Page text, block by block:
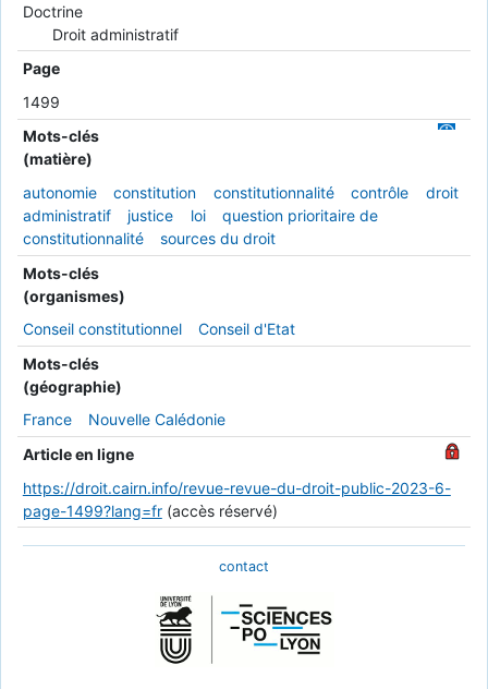
Doctrine
Droit administratif
Page
1499
Mots-clés
(matière)
autonomie
constitution constitutionnalité contrôle
droit
administratif
justice loi
question prioritaire de
constitutionnalité
sources du droit
Mots-clés
(organismes)
Conseil constitutionnel
Conseil d'Etat
Mots-clés
(géographie)
France
Nouvelle Calédonie
Article en ligne
https://droit.cairn.info/revue-revue-du-droit-public-2023-6-
page-1499?lang=fr(accès réservé)
contact